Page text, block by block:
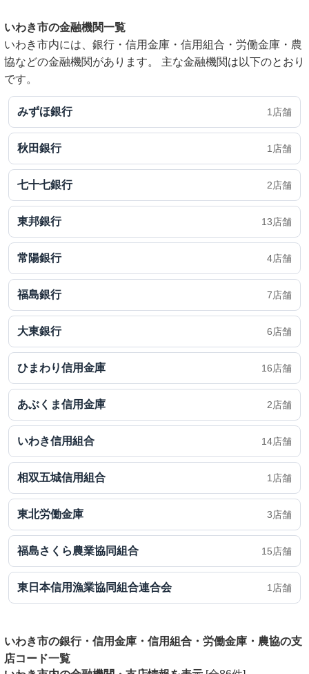
いわき市の金融機関一覧
いわき市内には、銀行・信用金庫・信用組合・労働金庫・農
協などの金融機関があります。 主な金融機関は以下のとおり
です。
みずほ銀行 1店舗
秋田銀行 1店舗
七十七銀行 2店舗
東邦銀行 13店舗
常陽銀行 4店舗
福島銀行 7店舗
大東銀行 6店舗
ひまわり信用金庫 16店舗
あぶくま信用金庫 2店舗
いわき信用組合 14店舗
相双五城信用組合 1店舗
東北労働金庫 3店舗
福島さくら農業協同組合 15店舗
東日本信用漁業協同組合連合会 1店舗
いわき市の銀行・信用金庫・信用組合・労働金庫・農協の支
店コード一覧